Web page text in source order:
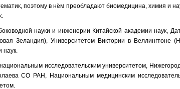
поэтому в нём преобладают биомедицина, химия и
науки и инженерии Китайской академии наук,
Зеландия), Университетом Виктории в Веллингтоне
наук.
исследовательским университетом,
СО РАН, Национальным медицинским